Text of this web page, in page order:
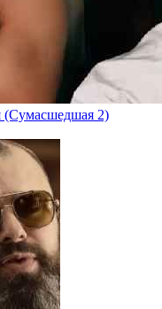
(Сумасшедшая 2)